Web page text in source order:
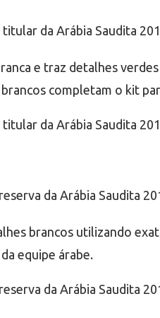
e traz detalhes
completam o kit
brancos utilizando
equipe árabe.